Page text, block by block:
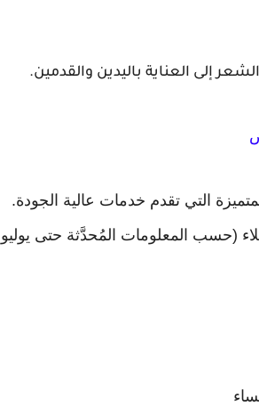
التي تقدم خدمات عالية الجودة.
(حسب المعلومات المُحدَّثة حتى يوليو